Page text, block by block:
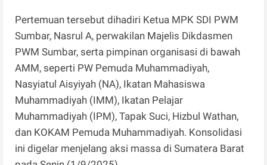
Pertemuan tersebut dihadiri Ketua MPK SDI PWM
Sumbar, Nasrul A, perwakilan Majelis Dikdasmen
PWM Sumbar, serta pimpinan organisasi di bawah
AMM, seperti PW Pemuda Muhammadiyah,
Nasyiatul Aisyiyah (NA), Ikatan Mahasiswa
Muhammadiyah (IMM), Ikatan Pelajar
Muhammadiyah (IPM), Tapak Suci, Hizbul Wathan,
dan KOKAM Pemuda Muhammadiyah. Konsolidasi
ini digelar menjelang aksi massa di Sumatera Barat